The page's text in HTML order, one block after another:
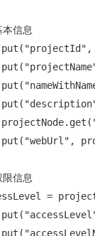
信息
信息
=